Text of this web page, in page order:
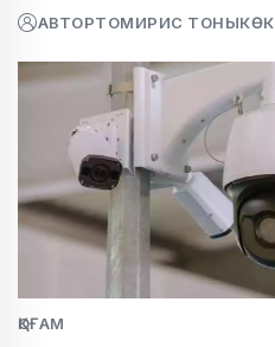
АВТОРТОМИРИС ТОНЫКӨК
ҚОҒАМ